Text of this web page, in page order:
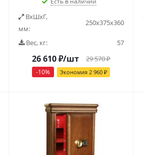
ВxШxГ,
мм:
250х375х360
Вес, кг: 57
26 610₽/шт 29 570₽
-10% Экономия 2 960 ₽